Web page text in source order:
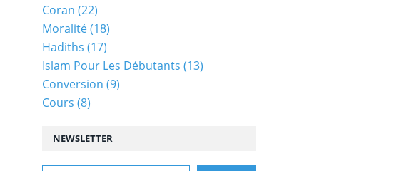
NEWSLETTER
Coran (22)
Moralité(18)
Hadiths (17)
Islam Pour Les Débutants (13)
Conversion (9)
Cours (8)